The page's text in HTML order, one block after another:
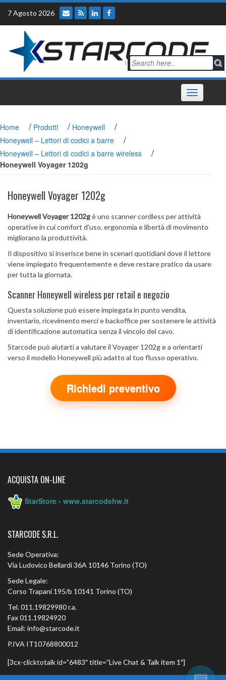
Skip
content
7 Agosto 2026
Toggle
navigation
Home / Prodotti / Honeywell /
Honeywell – Lettori di codici a barre /
Honeywell – Lettori di codici a barre wireless /
Honeywell Voyager 1202g
Honeywell Voyager 1202g
Honeywell Voyager 1202gè uno scanner cordless per attività
operative in cui comfort d'uso, ergonomia e libertà di movimento
migliorano la produttività.
Il dispositivo si inserisce bene in scenari quotidiani dove il lettore
viene impiegato frequentemente e deve restare pratico da usare
per tutta la giornata.
Scanner Honeywell wireless per retail e negozio
Questa soluzione può essere impiegata in punto vendita,
inventario, ricevimento merci e backoffice per sostenere le attività
di identificazione automatica senza il vincolo del cavo.
Starcode può aiutarti a valutare il Voyager 1202g e a orientarti
verso il modello Honeywell più adatto al tuo flusso operativo.
Richiedi preventivo
ACQUISTA ON-LINE
StarStore - www.starcodehw.it
STARCODE S.R.L.
Sede Operativa:
Via Ludovico Bellardi 36A 10146 Torino (TO)
Sede Legale:
Corso Trapani 195/b 10141 Torino (TO)
Tel. 011.19829980 r.a.
Fax 011.19824920
Email: info@starcode.it
P.IVA IT10768800012
[3cx-clicktotalk id=”6483″ title=”Live Chat & Talk item 1″]